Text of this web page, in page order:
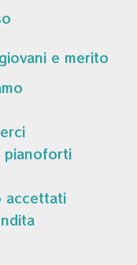
pianoforti
accettati